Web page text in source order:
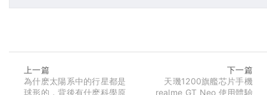
上一篇
為什麽太陽系中的行星都是
球形的，背後有什麽科學原
下一篇
天璣1200旗艦芯片手機
realme GT Neo 使用體驗